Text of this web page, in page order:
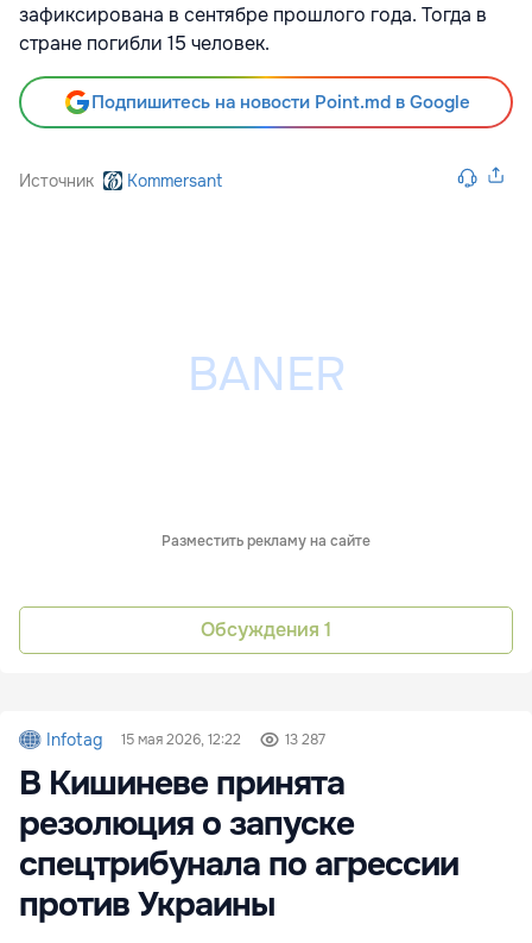
зафиксирована в сентябре прошлого года. Тогда в
стране погибли 15 человек.
Подпишитесь на новости Point.md в Google
Источник Kommersant
Разместить рекламу на сайте
Обсуждения 1
Infotag 15 мая 2026, 12:22 13 287
В Кишиневе принята
резолюция о запуске
спецтрибунала по агрессии
против Украины